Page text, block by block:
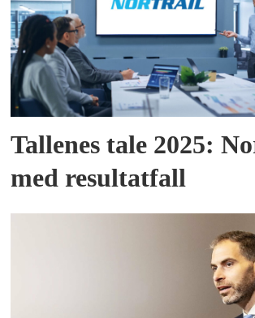
Tallenes tale 2025:
med resultatfall